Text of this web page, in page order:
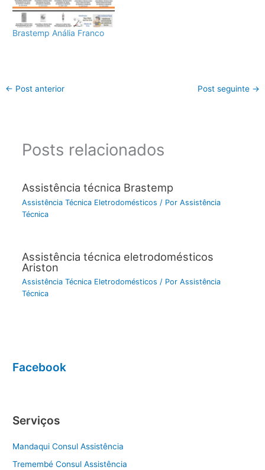
Brastemp Anália Franco
← Post anterior Post seguinte →
Posts relacionados
Assistência técnica Brastemp
Assistência Técnica Eletrodomésticos / Por Assistência
Técnica
Assistência técnica eletrodomésticos
Ariston
Assistência Técnica Eletrodomésticos / Por Assistência
Técnica
Facebook
Serviços
Mandaqui Consul Assistência
Tremembé Consul Assistência